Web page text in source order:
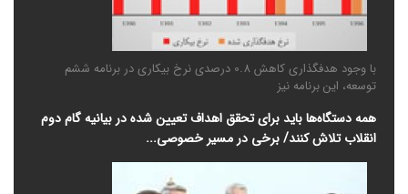
با وجود هدفگذاری کاهش 0.8 درصدی نرخ بیکاری در برنامه ششم
توسعه، این برنامه نیز
همه دستگاه‌ها باید برای تحقق اهداف تعیین شده در بیانیه گام دوم
انقلاب تلاش کنند/ برخی در مسیر خصوصی‌...